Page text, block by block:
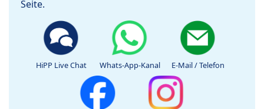
Seite.
HiPP Live Chat Whats-App-Kanal E-Mail / Telefon